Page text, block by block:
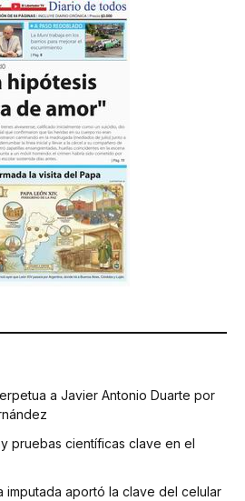
a Javier Antonio Duarte por
pruebas científicas clave en el
imputada aportó la clave del celular